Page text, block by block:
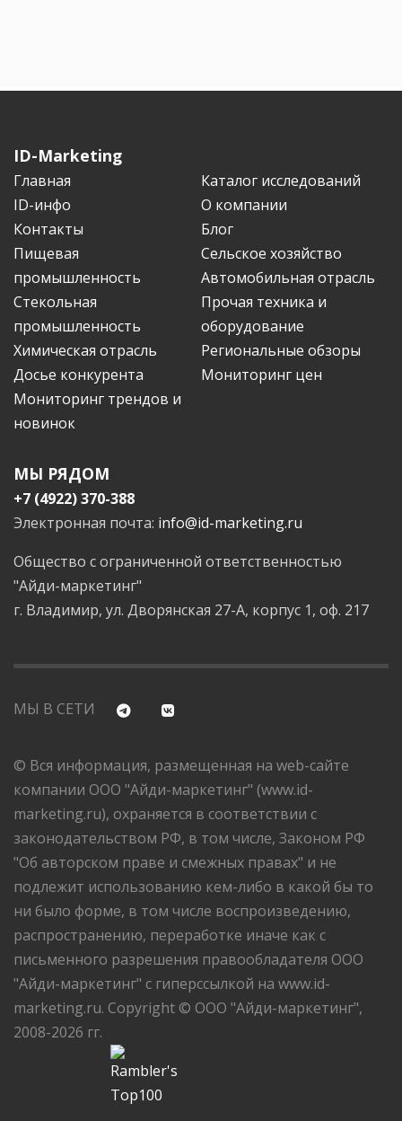
ID-Marketing
Главная
Каталог исследований
ID-инфо
О компании
Контакты
Блог
Пищевая
промышленность
Сельское хозяйство
Автомобильная отрасль
Стекольная
промышленность
Прочая техника и
оборудование
Химическая отрасль
Региональные обзоры
Досье конкурента
Мониторинг цен
Мониторинг трендов и
новинок
МЫ РЯДОМ
+7 (4922) 370-388
Электронная почта: info@id-marketing.ru
Общество с ограниченной ответственностью
"Айди-маркетинг"
г. Владимир, ул. Дворянская 27-А, корпус 1, оф. 217
МЫ В СЕТИ
© Вся информация, размещенная на web-сайте
компании ООО "Айди-маркетинг" (www.id-
marketing.ru), охраняется в соответствии с
законодательством РФ, в том числе, Законом РФ
"Об авторском праве и смежных правах" и не
подлежит использованию кем-либо в какой бы то
ни было форме, в том числе воспроизведению,
распространению, переработке иначе как с
письменного разрешения правообладателя ООО
"Айди-маркетинг" с гиперссылкой на www.id-
marketing.ru. Copyright © ООО "Айди-маркетинг",
2008-2026 гг.